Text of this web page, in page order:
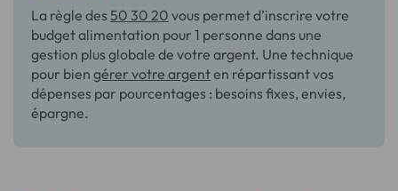
La règle des 50 30 20 vous permet d’inscrire votre
budget alimentation pour 1 personne dans une
gestion plus globale de votre argent. Une technique
pour bien gérer votre argenten répartissant vos
dépenses par pourcentages : besoins fixes, envies,
épargne.